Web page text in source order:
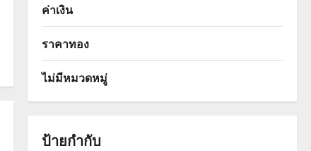
ค่าเงิน
ราคาทอง
ไม่มีหมวดหมู่
ป้ายกำกับ